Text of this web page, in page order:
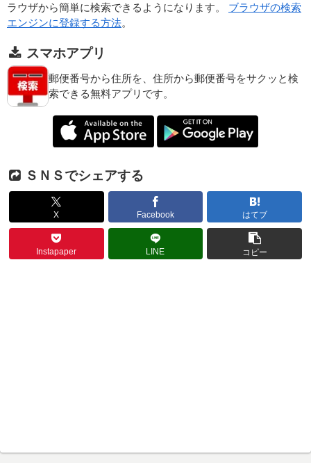
ラウザから簡単に検索できるようになります。 ブラウザの検索
エンジンに登録する方法。
スマホアプリ
郵便番号から住所を、住所から郵便番号をサクッと検
索できる無料アプリです。
ＳＮＳでシェアする
X Facebook はてブ
Instapaper LINE コピー